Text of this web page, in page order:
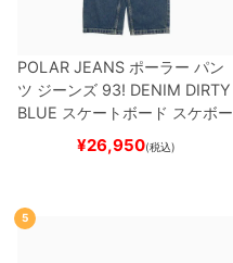
POLAR JEANS ポーラー パン
ツ ジーンズ 93! DENIM DIRTY
BLUE スケートボード スケボー
¥26,950(税込)
5